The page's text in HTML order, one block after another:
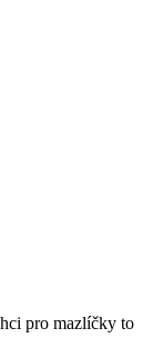
pro mazlíčky to